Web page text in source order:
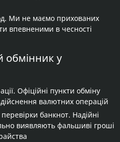
Ми не маємо прихованих
впевненими в чесності
обмінник у
Офіційні пункти обміну
валютних операцій
банкнот. Надійні
виявляють фальшиві гроші